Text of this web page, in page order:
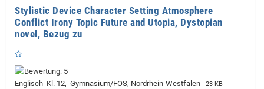
Stylistic Device Character Setting Atmosphere
Conflict Irony Topic Future and Utopia, Dystopian
novel, Bezug zu
Englisch Kl. 12, Gymnasium/FOS, Nordrhein-Westfalen 23 KB